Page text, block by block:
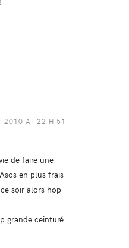
2010 AT 22 H 51
de faire une
en plus frais
soir alors hop
grande ceinturé